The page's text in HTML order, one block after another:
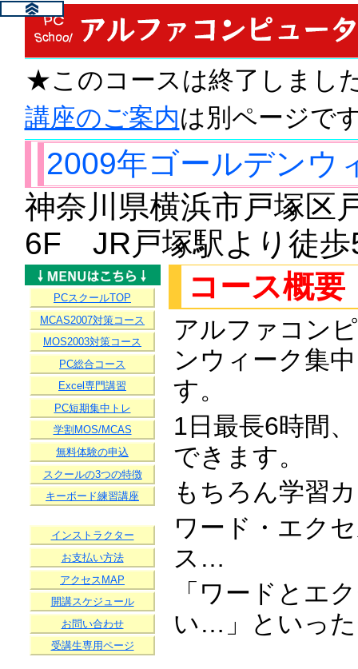
★このコースは終了しまし
講座のご案内は別ページで
2009年ゴールデンウ
神奈川県横浜市戸塚区
6F JR戸塚駅より徒
PCスクールTOP
MCAS2007対策コース
MOS2003対策コース
PC総合コース
Excel専門講習
PC短期集中トレ
学割MOS/MCAS
無料体験の申込
スクールの3つの特徴
キーボード練習講座
インストラクター
お支払い方法
アクセスMAP
開講スケジュール
お問い合わせ
受講生専用ページ
コース概要
アルファコン
ンウィーク集
す。
1日最長6時間
できます。
もちろん学習
ワード・エク
ス…
「ワードとエ
い…」といっ